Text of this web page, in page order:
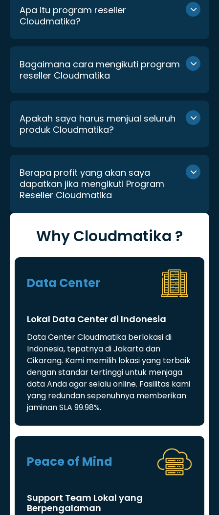
Apa itu program reseller
Cloudmatika?
Bagaimana cara mengikuti program
reseller Cloudmatika
Apakah saya harus menjual seluruh
produk Cloudmatika?
Berapa profit yang akan saya
dapatkan jika mengikuti Program
Reseller Cloudmatika
Why Cloudmatika ?
Data Center
Lokal Data Center di Indonesia
Data Center Cloudmatika berlokasi di
Indonesia, tepatnya di Jakarta dan
Cikarang. Kami memilih lokasi yang terbaik
dengan standar tertinggi untuk menjaga
data Anda agar selalu online. Fasilitas kami
yang redundan sepenuhnya memberikan
jaminan SLA 99.98%.
Peace of Mind
Support Team Lokal yang
Berpengalaman